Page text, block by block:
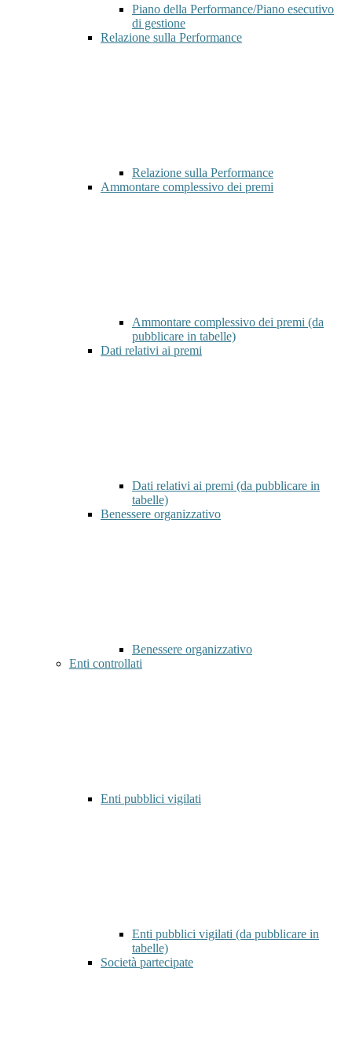
Piano della Performance/Piano esecutivo
di gestione
Relazione sulla Performance
Relazione sulla Performance
Ammontare complessivo dei premi
Ammontare complessivo dei premi (da
pubblicare in tabelle)
Dati relativi ai premi
Dati relativi ai premi (da pubblicare in
tabelle)
Benessere organizzativo
Benessere organizzativo
Enti controllati
Enti pubblici vigilati
Enti pubblici vigilati (da pubblicare in
tabelle)
Società partecipate